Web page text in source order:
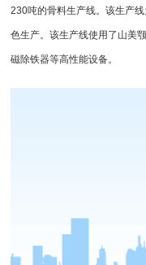
230吨的骨料生产线。该生产
色生产。该生产线使用了山美
磁除铁器等高性能设备。